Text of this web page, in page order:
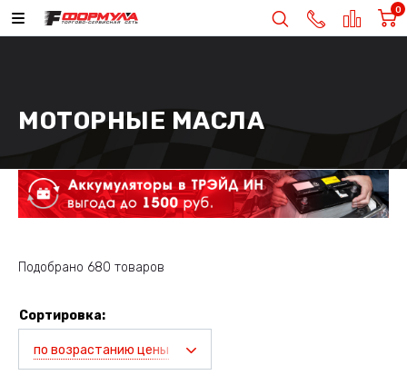
0
МОТОРНЫЕ МАСЛА
Подобрано 680 товаров
Сортировка:
по возрастанию цены